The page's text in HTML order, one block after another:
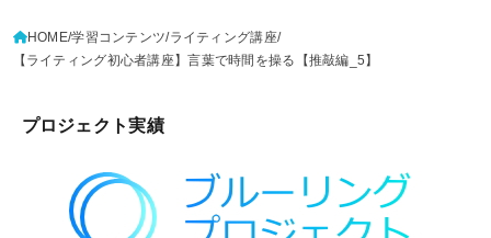
HOME 学習コンテンツ ライティング講座
【ライティング初心者講座】言葉で時間を操る【推敲編_5】
プロジェクト実績